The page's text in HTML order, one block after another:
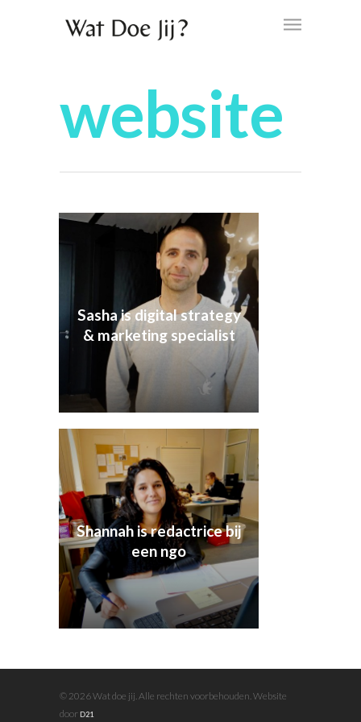
website
Sasha is digital strategy
& marketing specialist
Shannah is redactrice bij
een ngo
© 2026 Wat doe jij. Alle rechten voorbehouden. Website
doorD21